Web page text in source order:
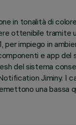
in tonalità di
ottenibile tramite
impiego in
e app del
del sistema
Jiminy. I
una bassa